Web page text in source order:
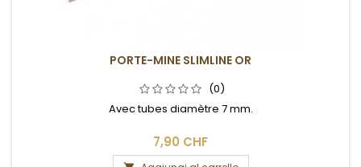
PORTE-MINE SLIMLINE OR
(0)
Avec tubes diamètre 7 mm.
7,90 CHF